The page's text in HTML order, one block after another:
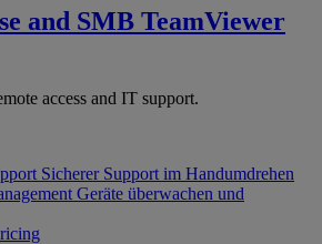
and SMB TeamViewer
access and IT support.
Sicherer Support im Handumdrehen
Geräte überwachen und